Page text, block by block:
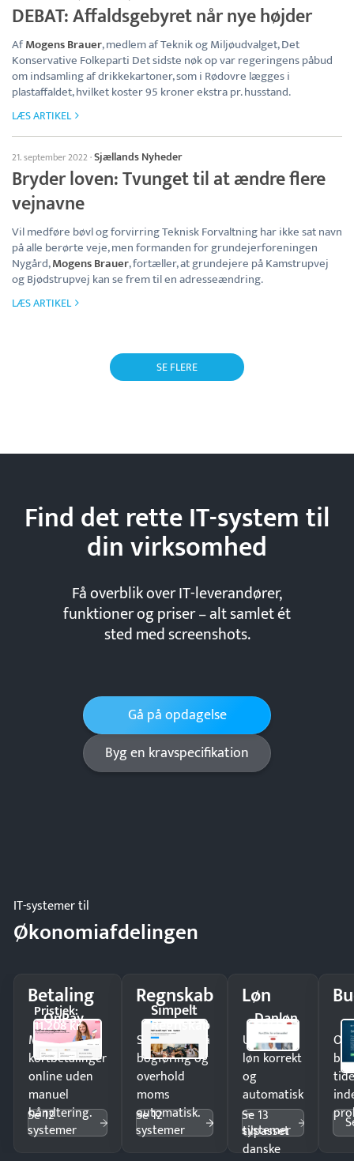
DEBAT: Affaldsgebyret når nye højder
AfMogens Brauer, medlem af Teknik og Miljøudvalget, Det
Konservative Folkeparti Det sidste nøk op var regeringens påbud
om indsamling af drikkekartoner, som i Rødovre lægges i
plastaffaldet, hvilket koster 95 kroner ekstra pr. husstand.
LÆS ARTIKEL
21. september 2022·Sjællands Nyheder
Bryder loven: Tvunget til at ændre flere
vejnavne
Vil medføre bøvl og forvirring Teknisk Forvaltning har ikke sat navn
på alle berørte veje, men formanden for grundejerforeningen
Nygård,Mogens Brauer, fortæller, at grundejere på Kamstrupvej
og Bjødstrupvej kan se frem til en adresseændring.
LÆS ARTIKEL
SE FLERE
Find det rette IT-system til
dinvirksomhed
Få overblik over IT-leverandører,
funktioner og priser – alt samlet ét
sted med screenshots.
Gå på opdagelse
Byg en kravspecifikation
IT-systemer til
Økonomiafdelingen
Betaling
OnPay
Pristjek:
11.208 kr
Modtag
kortbetalinger
online uden
manuel
håndtering.
Se 12
systemer
Regnskab
Simpelt
Regnskab
Spar timer på
bogføring og
overhold
moms
automatisk.
Se 12
systemer
Løn
Danløn
Udbetal
løn korrekt
og
automatisk
—
tilpasset
danske
Se 13
systemer